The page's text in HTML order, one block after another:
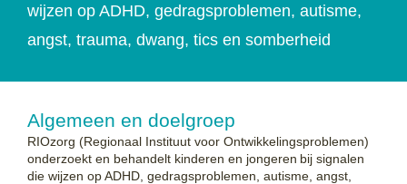
wijzen op ADHD, gedragsproblemen, autisme,
angst, trauma, dwang, tics en somberheid
Algemeen en doelgroep
RIOzorg (Regionaal Instituut voor Ontwikkelingsproblemen)
onderzoekt en behandelt kinderen en jongeren bij signalen
die wijzen op ADHD, gedragsproblemen, autisme, angst,